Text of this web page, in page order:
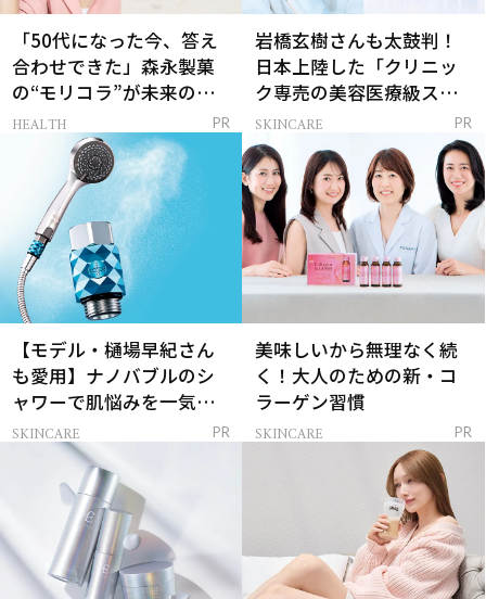
「50代になった今、答え
合わせできた」森永製菓
の“モリコラ”が未来のキ
レイを連れてくる！
HEALTH PR
岩橋玄樹さんも太鼓判！
日本上陸した「クリニッ
ク専売の美容医療級スキ
ンケア」
SKINCARE PR
【モデル・樋場早紀さん
も愛用】ナノバブルのシ
ャワーで肌悩みを一気に
解決
SKINCARE PR
美味しいから無理なく続
く！大人のための新・コ
ラーゲン習慣
SKINCARE PR